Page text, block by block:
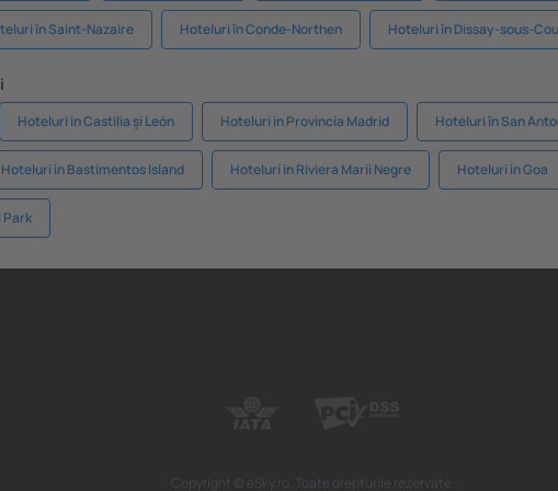
în Saint-Nazaire Hoteluri în Conde-Northen Hoteluri în Dissay-sous-
Hoteluri in Castilia și León Hoteluri in Provincia Madrid Hoteluri în San
Hoteluri in Bastimentos Island Hoteluri in Riviera Marii Negre Hoteluri in Goa
Park
Copyright © eSky.ro. Toate drepturile rezervate.